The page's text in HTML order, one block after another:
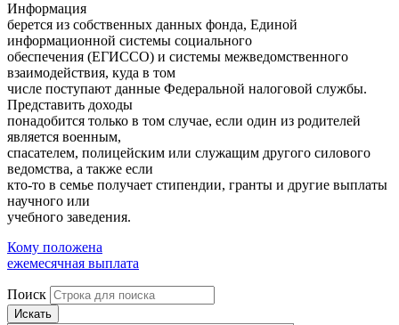
Информация
берется из собственных данных фонда, Единой
информационной системы социального
обеспечения (ЕГИССО) и системы межведомственного
взаимодействия, куда в том
числе поступают данные Федеральной налоговой службы.
Представить доходы
понадобится только в том случае, если один из родителей
является военным,
спасателем, полицейским или служащим другого силового
ведомства, а также если
кто-то в семье получает стипендии, гранты и другие выплаты
научного или
учебного заведения.
Кому положена
ежемесячная выплата
Поиск
Искать